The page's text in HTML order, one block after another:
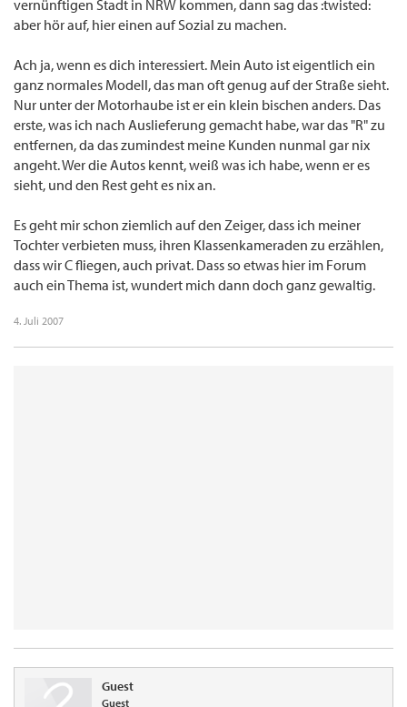
vernünftigen Stadt in NRW kommen, dann sag das :twisted:
aber hör auf, hier einen auf Sozial zu machen.
Ach ja, wenn es dich interessiert. Mein Auto ist eigentlich ein
ganz normales Modell, das man oft genug auf der Straße sieht.
Nur unter der Motorhaube ist er ein klein bischen anders. Das
erste, was ich nach Auslieferung gemacht habe, war das "R" zu
entfernen, da das zumindest meine Kunden nunmal gar nix
angeht. Wer die Autos kennt, weiß was ich habe, wenn er es
sieht, und den Rest geht es nix an.
Es geht mir schon ziemlich auf den Zeiger, dass ich meiner
Tochter verbieten muss, ihren Klassenkameraden zu erzählen,
dass wir C fliegen, auch privat. Dass so etwas hier im Forum
auch ein Thema ist, wundert mich dann doch ganz gewaltig.
4. Juli 2007
Guest
Guest